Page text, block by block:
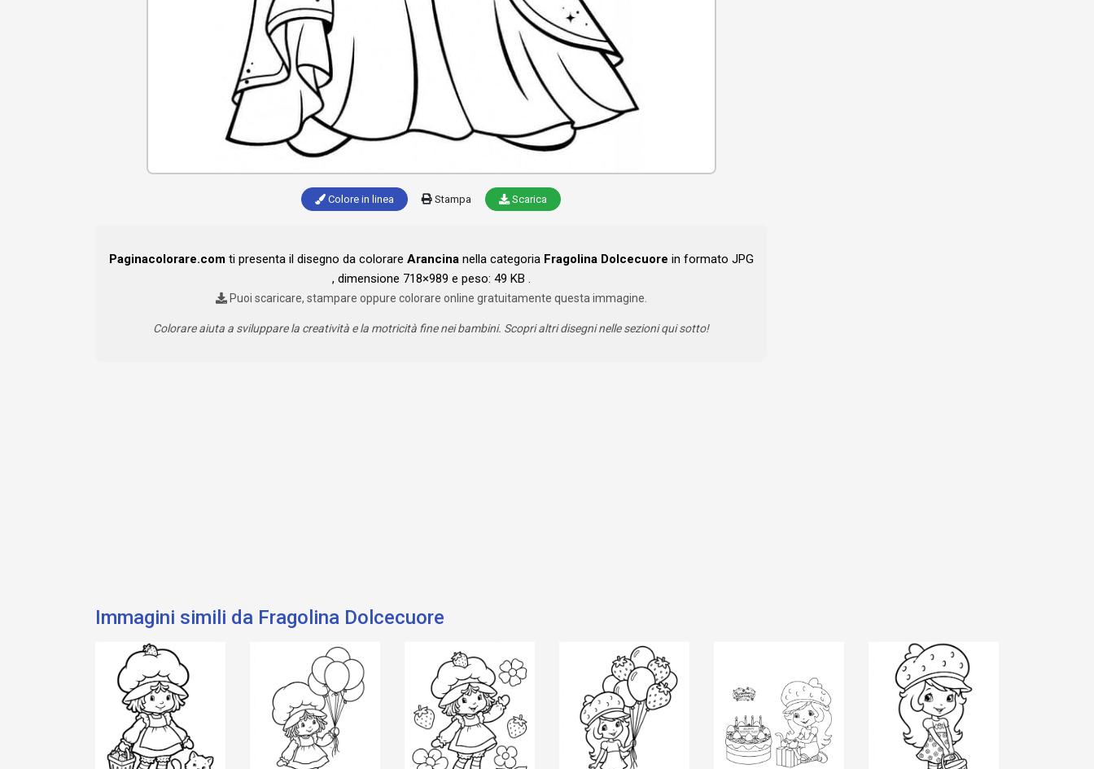
Colore in linea Stampa Scarica
Paginacolorare.comti presenta il disegno da colorare Arancinanella categoria Fragolina Dolcecuore in formato JPG
, dimensione 718×989 e peso: 49 KB .
Puoi scaricare, stampare oppure colorare online gratuitamente questa immagine.
Colorare aiuta a sviluppare la creatività e la motricità fine nei bambini. Scopri altri disegni nelle sezioni qui sotto!
Immagini simili da Fragolina Dolcecuore